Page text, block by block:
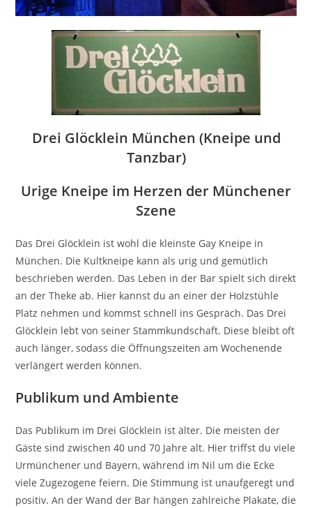
Drei Glöcklein München (Kneipe und
Tanzbar)
Urige Kneipe im Herzen der Münchener
Szene
Das Drei Glöcklein ist wohl die kleinste Gay Kneipe in
München. Die Kultkneipe kann als urig und gemütlich
beschrieben werden. Das Leben in der Bar spielt sich direkt
an der Theke ab. Hier kannst du an einer der Holzstühle
Platz nehmen und kommst schnell ins Gespräch. Das Drei
Glöcklein lebt von seiner Stammkundschaft. Diese bleibt oft
auch länger, sodass die Öffnungszeiten am Wochenende
verlängert werden können.
Publikum und Ambiente
Das Publikum im Drei Glöcklein ist älter. Die meisten der
Gäste sind zwischen 40 und 70 Jahre alt. Hier triffst du viele
Urmünchener und Bayern, während im Nil um die Ecke
viele Zugezogene feiern. Die Stimmung ist unaufgeregt und
positiv. An der Wand der Bar hängen zahlreiche Plakate, die